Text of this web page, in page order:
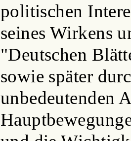
politischen
seines Wirkens
"Deutschen
sowie später
unbedeutenden